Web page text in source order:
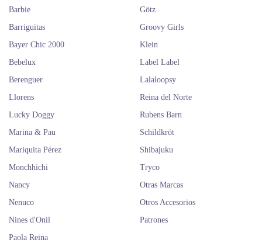
Barbie
Barriguitas
Bayer Chic 2000
Bebelux
Berenguer
Götz
Groovy Girls
Klein
Label Label
Lalaloopsy
Llorens
Lucky Doggy
Marina & Pau
Mariquita Pérez
Monchhichi
Nancy
Nenuco
Nines d'Onil
Paola Reina
Reina del Norte
Rubens Barn
Schildkröt
Shibajuku
Tryco
Otras Marcas
Otros Accesorios
Patrones